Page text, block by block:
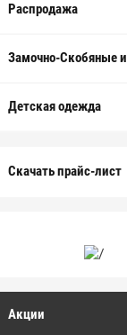
Распродажа
Замочно-Скобяные
Детская одежда
Скачать прайс-лист
Акции